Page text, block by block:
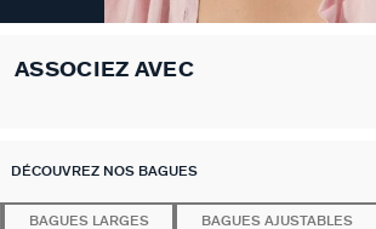
ASSOCIEZ AVEC
DÉCOUVREZ NOS BAGUES
BAGUES LARGES BAGUES AJUSTABLES